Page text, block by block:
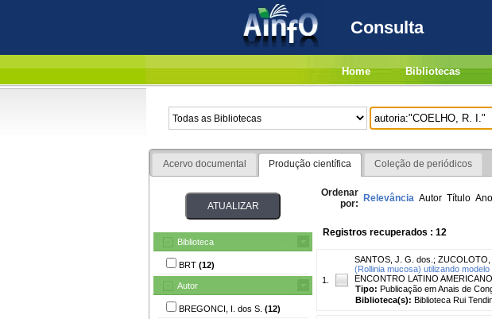
Consulta
Home Bibliotecas
Acervo documental Produção científica Coleção de periódicos
Biblioteca
BRT (12)
Autor
BREGONCI, I. dos S. (12)
Ordenar
por: Relevância Autor Título Ano
Registros recuperados : 12
1.
SANTOS, J. G. dos. ; ZUCOLOTO,
(Rollinia mucosa) utilizando modelo
ENCONTRO LATINO
Tipo: Publicação em Anais de
Biblioteca(s): Biblioteca Rui